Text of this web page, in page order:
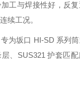
加工与焊接性好，反
续工况。
专为坂口 HI‑SD 系列
、SUS321 护套匹